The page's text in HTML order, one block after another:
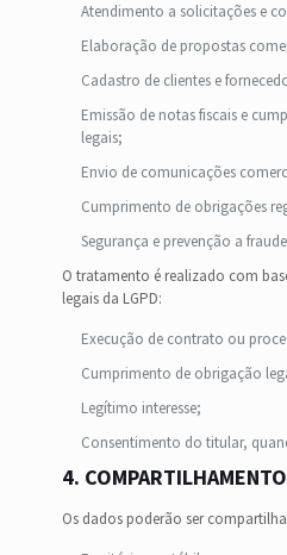
Atendimento a solicitações e
Elaboração de propostas
Cadastro de clientes e
Emissão de notas fiscais e
legais;
Envio de comunicações
Cumprimento de obrigações
Segurança e prevenção a
O tratamento é realizado com
legais da LGPD:
Execução de contrato ou
Cumprimento de obrigação
Legítimo interesse;
Consentimento do titular,
4.
Os dados poderão ser